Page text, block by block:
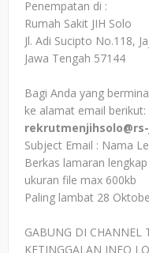
Penempatan di :
Rumah Sakit JIH Solo
Jl. Adi Sucipto No.118,
Jawa Tengah 57144
Bagi Anda yang
ke alamat email berikut:
Subject Email : Nama
Berkas lamaran
ukuran file max 600kb
Paling lambat 28
GABUNG DI CHANNEL
KETINGGALAN INFO